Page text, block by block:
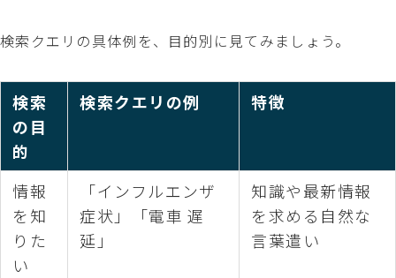
検索クエリの具体例を、目的別に見てみましょう。
検索
の目
的
検索クエリの例 特徴
情報
を知
りた
い
「インフルエンザ
症状」「電車 遅
延」
知識や最新情報
を求める自然な
言葉遣い